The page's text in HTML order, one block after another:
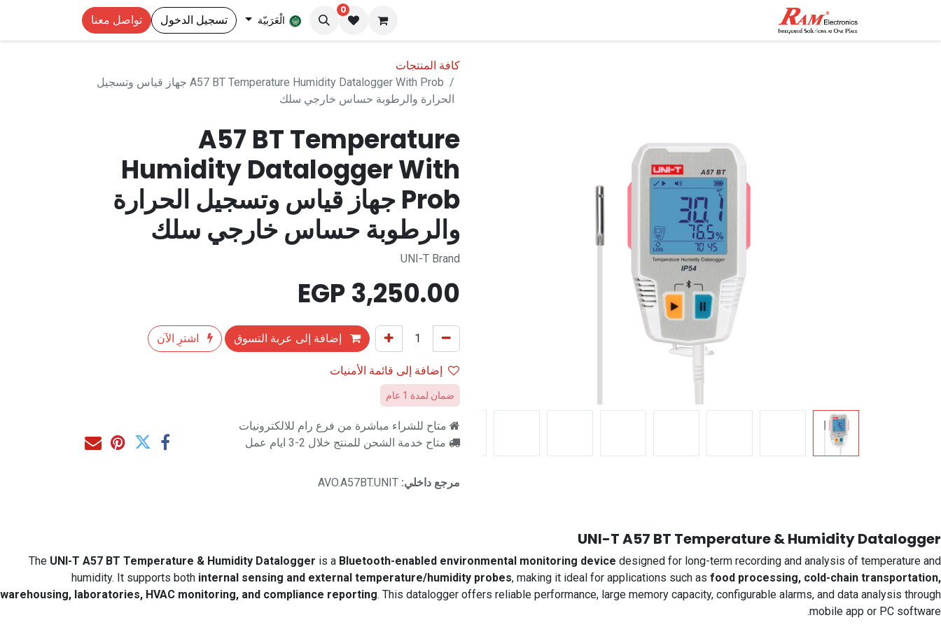
0
الْعَرَبيّة تسجيل الدخول تواصل معنا
كافة المنتجات
A57 BT Temperature Humidity Datalogger With Prob جهاز قياس وتسجيل
الحرارة والرطوبة حساس خارجي سلك
A57 BT Temperature
Humidity Datalogger With
Prob جهاز قياس وتسجيل الحرارة
والرطوبة حساس خارجي سلك
UNI-T Brand
3,250.00
إضافة إلى عربة التسوق
اشترِ الآن
إضافة إلى قائمة الأمنيات
ضمان لمدة 1 عام
متاح للشراء مباشرة من فرع رام للالكترونيات
متاح خدمة الشحن للمنتج خلال 2-3 ايام عمل
مرجع داخلي: AVO.A57BT.UNIT
UNI-T A57 BT Temperature & Humidity Datalogger
The UNI-T A57 BT Temperature & Humidity Datalogger is a Bluetooth-enabled environmental monitoring device designed for long-term recording and analysis of temperature and
humidity. It supports both internal sensing and external temperature/humidity probes, making it ideal for applications such as food processing, cold-chain transportation,
warehousing, laboratories, HVAC monitoring, and compliance reporting. This datalogger offers reliable performance, large memory capacity, configurable alarms, and data analysis through
mobile app or PC software.